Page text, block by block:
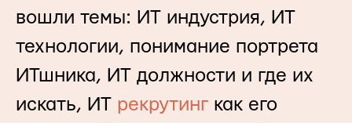
вошли темы: ИТ индустрия, ИТ
технологии, понимание портрета
ИТшника, ИТ должности и где их
искать, ИТ рекрутинг как его